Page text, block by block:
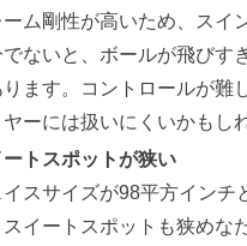
ーム剛性が高いため、スイ
ないと、ボールが飛びす
ります。コントロールが難
ヤーには扱いにくいかもし
ートスポットが狭い
イスサイズが98平方インチ
スイートスポットも狭めな